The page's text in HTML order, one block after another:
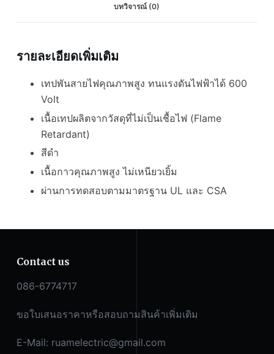
บทวิจารณ์ (0)
รายละเอียดเพิ่มเติม
เทปพันสายไฟคุณภาพสูง ทนแรงดันไฟฟ้าได้ 600
Volt
เนื้อเทปผลิตจากวัสดุที่ไม่เป็นเชื้อไฟ (Flame
Retardant)
สีดำ
เนื้อกาวคุณภาพสูง ไม่เหนียวเยิ้ม
ผ่านการทดสอบตามมาตรฐาน UL และ CSA
Contact us
086-6774717
ขอใบเสนอราคาหรือสอบถามสินค้าเพิ่มเติม
E-Mail: ruamelectric@gmail.com